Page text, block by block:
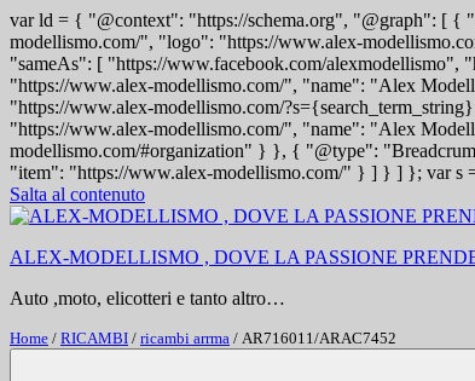
var ld = { "@context": "https://schema.org", "@graph": [
modellismo.com/", "logo": "https://www.alex-
"sameAs": [ "https://www.facebook.com/
"https://www.alex-modellismo.com/", "name": "Alex
"https://www.alex-modellismo.com/
"https://www.alex-modellismo.com/", "name": "Alex
modellismo.com/#organization" } }, { "@type":
"item": "https://www.alex-modellismo.com/" } ] } ] }; var s
Salta al contenuto
ALEX-MODELLISMO , DOVE LA PASSIONE
Auto ,moto, elicotteri e tanto altro…
Home / RICAMBI / ricambi arrma / AR716011/ARAC7452